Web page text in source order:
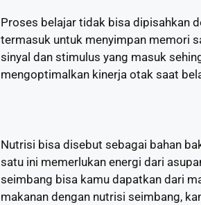
Proses belajar tidak bisa dipisahkan
termasuk untuk menyimpan memori
sinyal dan stimulus yang masuk
mengoptimalkan kinerja otak saat
Nutrisi bisa disebut sebagai bahan
satu ini memerlukan energi dari
seimbang bisa kamu dapatkan dari
makanan dengan nutrisi seimbang,